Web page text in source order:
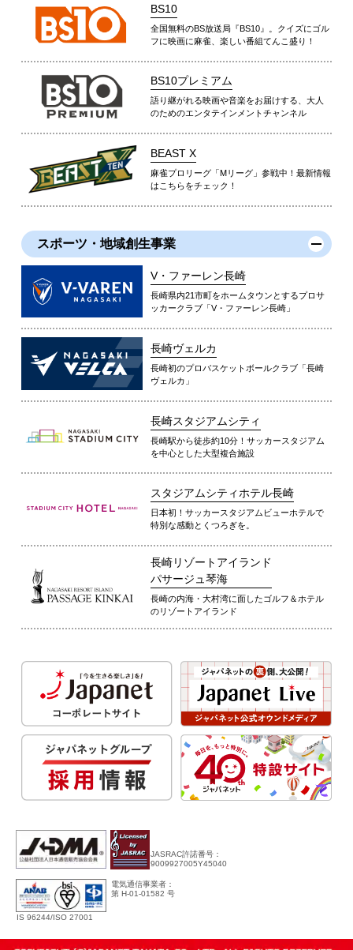
BS10
全国無料のBS放送局『BS10』。クイズにゴル
フに映画に麻雀、楽しい番組てんこ盛り！
BS10プレミアム
語り継がれる映画や音楽をお届けする、大人
のためのエンタテインメントチャンネル
BEAST X
麻雀プロリーグ「Mリーグ」参戦中！最新情報
はこちらをチェック！
スポーツ・地域創生事業
V・ファーレン長崎
長崎県内21市町をホームタウンとするプロサ
ッカークラブ「V・ファーレン長崎」
長崎ヴェルカ
長崎初のプロバスケットボールクラブ「長崎
ヴェルカ」
長崎スタジアムシティ
長崎駅から徒歩約10分！サッカースタジアム
を中心とした大型複合施設
スタジアムシティホテル長崎
日本初！サッカースタジアムビューホテルで
特別な感動とくつろぎを。
長崎リゾートアイランド
パサージュ琴海
長崎の内海・大村湾に面したゴルフ＆ホテル
のリゾートアイランド
JASRAC許諾番号：
9009927005Y45040
IS 96244/ISO 27001
電気通信事業者：
第 H-01-01582 号